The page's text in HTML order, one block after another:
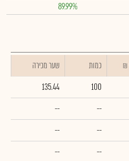
89.99%
כמות
שער מכירה
100
135.44
--
--
--
--
--
--